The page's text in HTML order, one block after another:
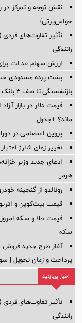
نقش توجه و تمرکز در
حواس‌پرتی)
تأثیر تفاوت‌های
رانندگی
ارزش سهام عدالت برای امروز
پشت پرده‌ مسدودی
بازنشستگی تا صف ۳ بانک طلبکار
ماند؟ +جدول
پروین اعتصامی در دوران
تغییر زمان شارژ
ادعای جدید وزیر
هرمز
رونالدو از گنجینه
قیمت بیت‌کوین و اتریوم
سکه
آغاز طرح جدید فروش
پرداخت و زمان تحویل |
اخبار پربازدید
تأثیر تفاوت‌های
رانندگی